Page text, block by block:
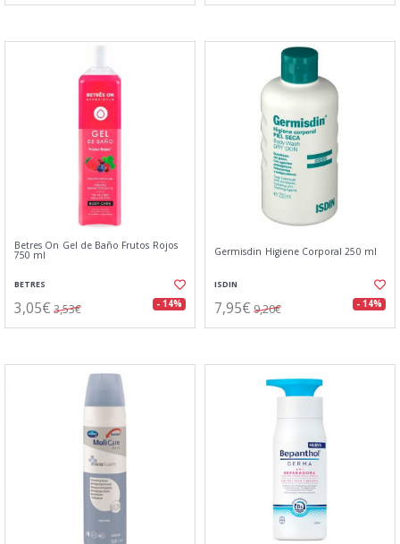
Betres On Gel de Baño Frutos Rojos
750 ml
BETRES
3,05€ 3,53€ - 14%
Germisdin Higiene Corporal 250 ml
ISDIN
7,95€ 9,20€ - 14%